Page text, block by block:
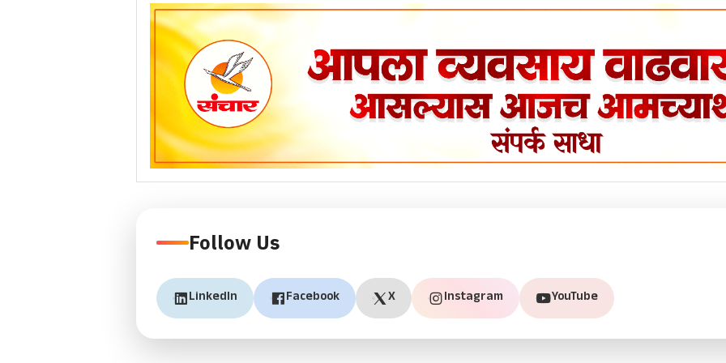
Previous
Follow Us
LinkedIn Facebook X Instagram YouTube